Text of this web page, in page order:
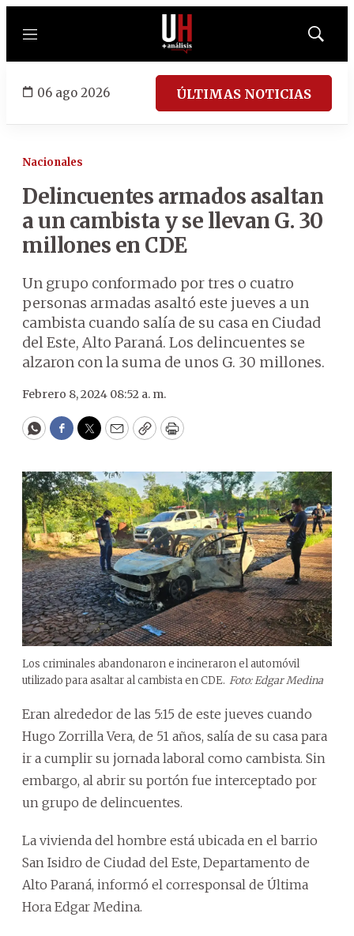
Menú
Mostrar
06 ago 2026 ÚLTIMAS NOTICIAS
Nacionales
Delincuentes armados asaltan
a un cambista y se llevan G. 30
millones en CDE
Un grupo conformado por tres o cuatro
personas armadas asaltó este jueves a un
cambista cuando salía de su casa en Ciudad
del Este, Alto Paraná. Los delincuentes se
alzaron con la suma de unos G. 30 millones.
Febrero 8, 2024 08:52 a. m.
WhatsApp
Facebook
Twitter
EmailCopyPrint
Los criminales abandonaron e incineraron el automóvil
utilizado para asaltar al cambista en CDE. Foto: Edgar Medina
Eran alrededor de las 5:15 de este jueves cuando
Hugo Zorrilla Vera, de 51 años, salía de su casa para
ir a cumplir su jornada laboral como cambista. Sin
embargo, al abrir su portón fue interceptado por
un grupo de delincuentes.
La vivienda del hombre está ubicada en el barrio
San Isidro de Ciudad del Este, Departamento de
Alto Paraná, informó el corresponsal de Última
Hora Edgar Medina.